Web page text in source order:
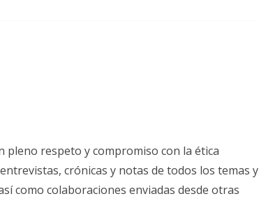
pleno respeto y compromiso con la ética
crónicas y notas de todos los temas y
como colaboraciones enviadas desde otras